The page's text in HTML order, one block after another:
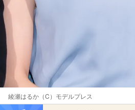
綾瀬はるか（C）モデルプレス